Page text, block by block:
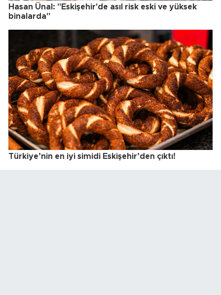
Hasan Ünal: "Eskişehir'de asıl risk eski ve yüksek
binalarda"
Türkiye’nin en iyi simidi Eskişehir’den çıktı!